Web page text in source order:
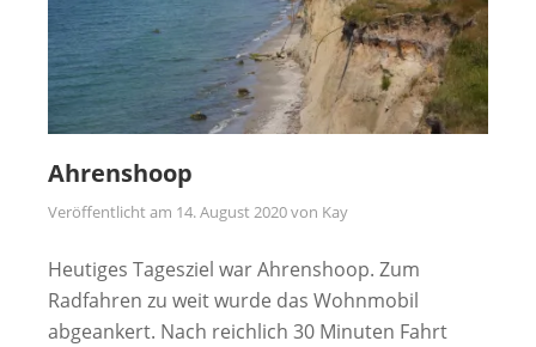
Ahrenshoop
Veröffentlicht am 14. August 2020von Kay
Heutiges Tagesziel war Ahrenshoop. Zum
Radfahren zu weit wurde das Wohnmobil
abgeankert. Nach reichlich 30 Minuten Fahrt